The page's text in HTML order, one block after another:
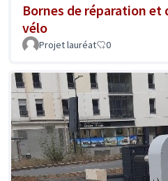
Bornes de réparation
vélo
Projet lauréat 0